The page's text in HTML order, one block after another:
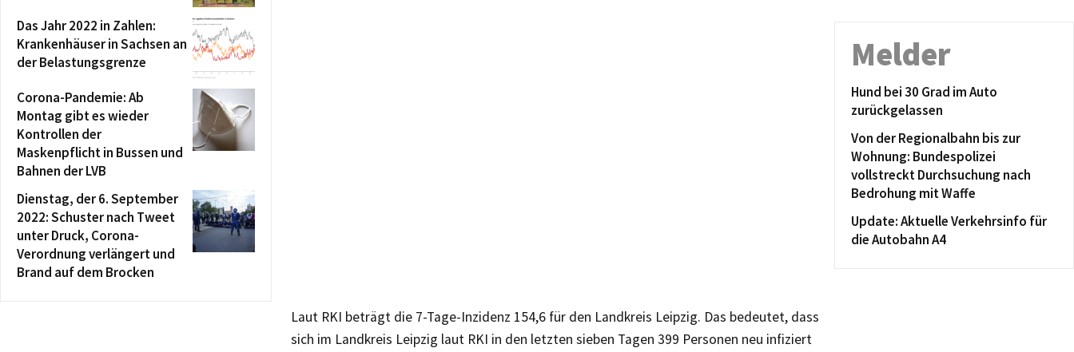
Laut RKI beträgt die 7-Tage-Inzidenz 154,6 für den Landkreis Leipzig. Das bedeutet, dass
sich im Landkreis Leipzig laut RKI in den letzten sieben Tagen 399 Personen neu infiziert
Das Jahr 2022 in Zahlen:
Krankenhäuser in Sachsen an
der Belastungsgrenze
Corona-Pandemie: Ab
Montag gibt es wieder
Kontrollen der
Maskenpflicht in Bussen und
Bahnen der LVB
Dienstag, der 6. September
2022: Schuster nach Tweet
unter Druck, Corona-
Verordnung verlängert und
Brand auf dem Brocken
Melder
Hund bei 30 Grad im Auto
zurückgelassen
Von der Regionalbahn bis zur
Wohnung: Bundespolizei
vollstreckt Durchsuchung nach
Bedrohung mit Waffe
Update: Aktuelle Verkehrsinfo für
die Autobahn A4